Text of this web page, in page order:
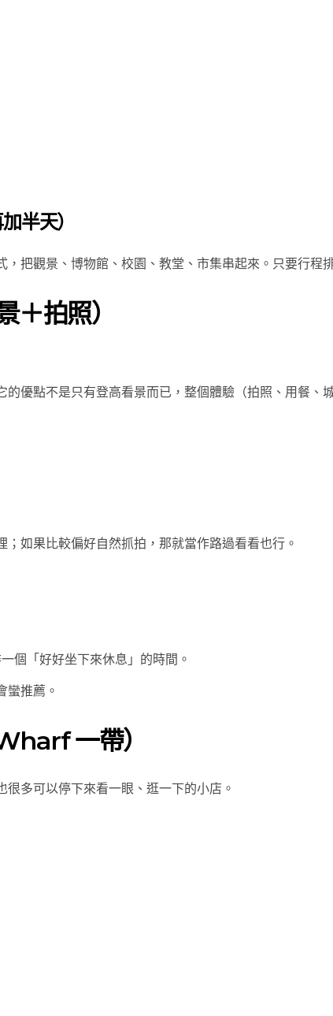
半天）
把觀景、博物館、校園、教堂、市集串起來。只要行程
拍照）
優點不是只有登高看景而已，整個體驗（拍照、用餐、
如果比較偏好自然抓拍，那就當作路過看看也行。
個「好好坐下來休息」的時間。
蠻推薦。
一帶）
多可以停下來看一眼、逛一下的小店。